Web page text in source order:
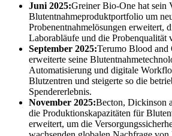
Juni 2025:Greiner Bio-One hat
Blutentnahmeproduktportfolio um
Probenentnahmelösungen erweitert,
Laborabläufe und die Probenqualität
September 2025:Terumo Blood and
erweiterte seine
Automatisierung und digitale
Blutzentren und steigerte so die
Spendererlebnis.
November 2025:Becton, Dickinson
die Produktionskapazitäten für
erweitert, um die